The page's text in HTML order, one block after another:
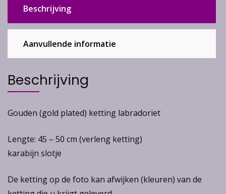
Beschrijving
Aanvullende informatie
Beschrijving
Gouden (gold plated) ketting labradoriet
Lengte: 45 – 50 cm (verleng ketting)
karabijn slotje
De ketting op de foto kan afwijken (kleuren) van de